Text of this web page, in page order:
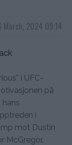
March, 2024 09:14
i UFC-
på
i
mot Dustin
McGregor.